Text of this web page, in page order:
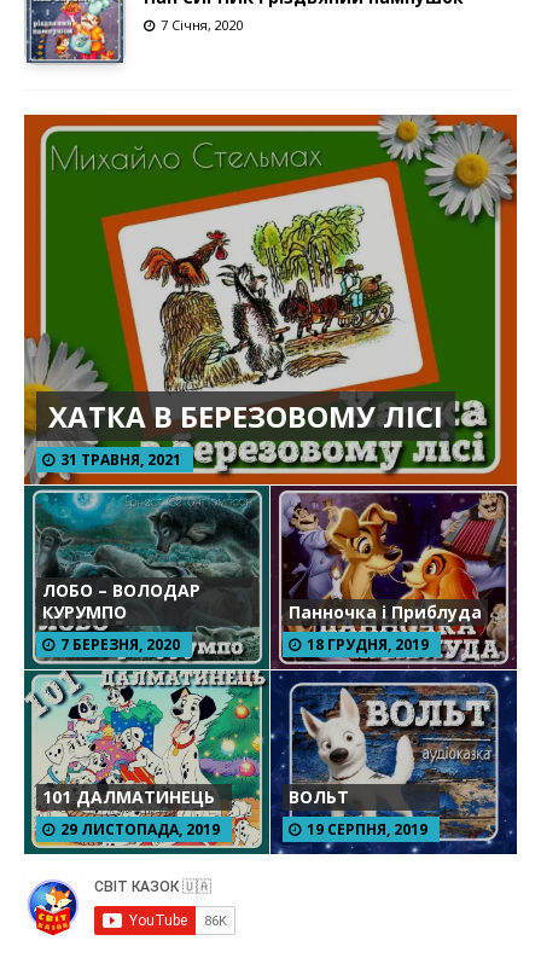
7 Січня, 2020
ХАТКА В БЕРЕЗОВОМУ ЛІСІ
31 ТРАВНЯ, 2021
ЛОБО – ВОЛОДАР
КУРУМПО
7 БЕРЕЗНЯ, 2020
Панночка і Приблуда
18 ГРУДНЯ, 2019
101 ДАЛМАТИНЕЦЬ
29 ЛИСТОПАДА, 2019
ВОЛЬТ
19 СЕРПНЯ, 2019